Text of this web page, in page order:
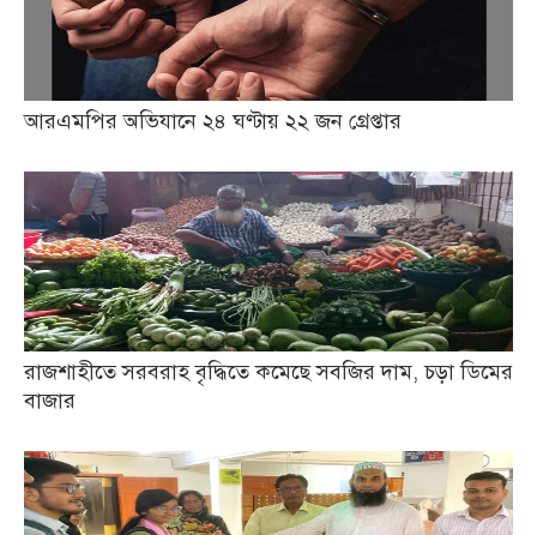
আরএমপির অভিযানে ২৪ ঘণ্টায় ২২ জন গ্রেপ্তার
রাজশাহীতে সরবরাহ বৃদ্ধিতে কমেছে সবজির দাম, চড়া ডিমের
বাজার